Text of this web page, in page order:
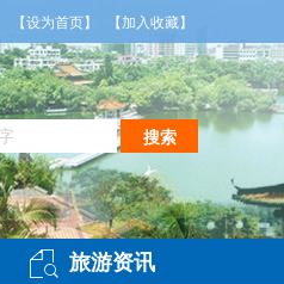
，东南风2～3级，气温25～32℃，相对湿
【设为首页】 【加入收藏】
搜索
旅游资讯